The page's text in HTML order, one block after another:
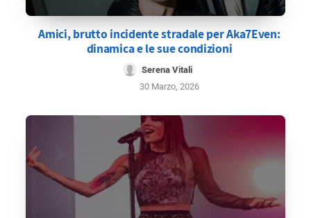
Amici, brutto incidente stradale per Aka7Even:
dinamica e le sue condizioni
Serena Vitali
30 Marzo, 2026